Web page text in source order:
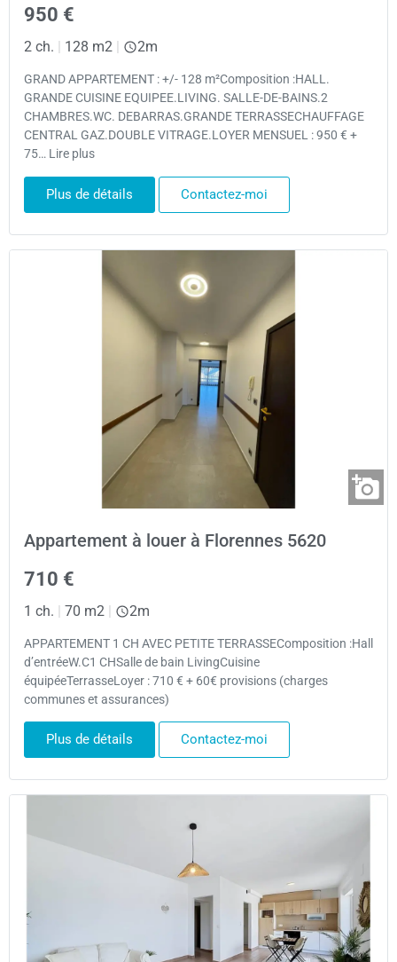
950 €
2 ch. | 128 m2 | 2m
GRAND APPARTEMENT : +/- 128 m²Composition :HALL.
GRANDE CUISINE EQUIPEE.LIVING. SALLE-DE-BAINS.2
CHAMBRES.WC. DEBARRAS.GRANDE TERRASSECHAUFFAGE
CENTRAL GAZ.DOUBLE VITRAGE.LOYER MENSUEL : 950 € +
75… Lire plus
Plus de détails Contactez-moi
Appartement à louer à Florennes 5620
710 €
1 ch. | 70 m2 | 2m
APPARTEMENT 1 CH AVEC PETITE TERRASSEComposition :Hall
d’entréeW.C1 CHSalle de bain LivingCuisine
équipéeTerrasseLoyer : 710 € + 60€ provisions (charges
communes et assurances)
Plus de détails Contactez-moi